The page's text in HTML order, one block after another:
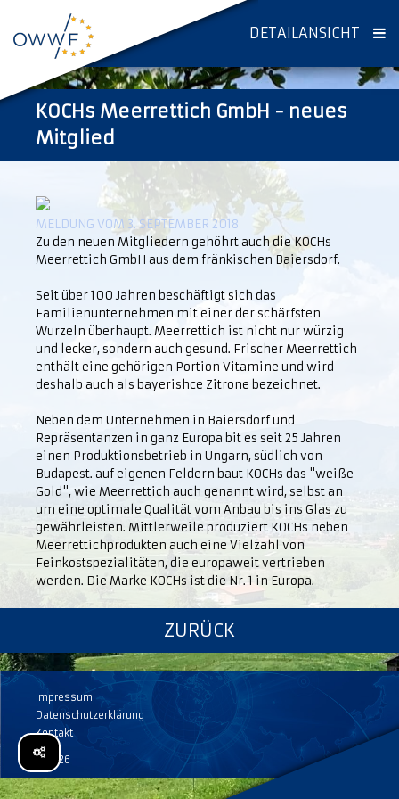
DETAILANSICHT
KOCHs Meerrettich GmbH - neues
Mitglied
MELDUNG VOM 3. SEPTEMBER 2018
Zu den neuen Mitgliedern gehöhrt auch die KOCHs
Meerrettich GmbH aus dem fränkischen Baiersdorf.
Seit über 100 Jahren beschäftigt sich das
Familienunternehmen mit einer der schärfsten
Wurzeln überhaupt. Meerrettich ist nicht nur würzig
und lecker, sondern auch gesund. Frischer Meerrettich
enthält eine gehörigen Portion Vitamine und wird
deshalb auch als bayerishce Zitrone bezeichnet.
Neben dem Unternehmen in Baiersdorf und
Repräsentanzen in ganz Europa bit es seit 25 Jahren
einen Produktionsbetrieb in Ungarn, südlich von
Budapest. auf eigenen Feldern baut KOCHs das "weiße
Gold", wie Meerrettich auch genannt wird, selbst an
um eine optimale Qualität vom Anbau bis ins Glas zu
gewährleisten. Mittlerweile produziert KOCHs neben
Meerrettichprodukten auch eine Vielzahl von
Feinkostspezialitäten, die europaweit vertrieben
werden. Die Marke KOCHs ist die Nr. 1 in Europa.
ZURÜCK
Impressum
Datenschutzerklärung
Kontakt
© 2026